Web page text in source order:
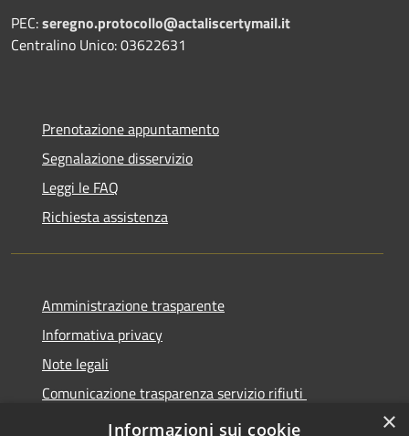
PEC:seregno.protocollo@actaliscertymail.it
Centralino Unico: 03622631
Prenotazione appuntamento
Segnalazione disservizio
Leggi le FAQ
Richiesta assistenza
Amministrazione trasparente
Informativa privacy
Note legali
Comunicazione trasparenza servizio rifiuti
Dichiarazione di accessibilità
×
Informazioni sui cookie